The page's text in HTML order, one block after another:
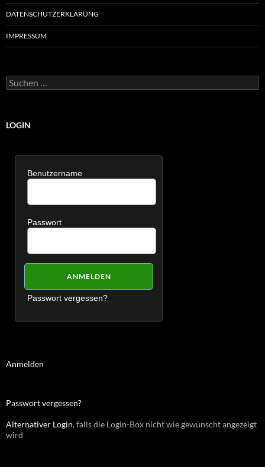
DATENSCHUTZERKLÄRUNG
IMPRESSUM
Suchen
nach:
LOGIN
Benutzername
Passwort
Passwort vergessen?
Anmelden
Passwort vergessen?
Alternativer Login, falls die Login-Box nicht wie gewünscht angezeigt
wird